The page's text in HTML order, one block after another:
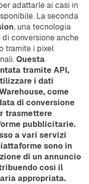
adattarle ai casi in
La seconda
, una tecnologia
conversione anche
tramite i pixel
Questa
tramite API,
i dati
come
di conversione
trasmettere
pubblicitarie.
a vari servizi
sono in
di un annuncio
così il
appropriata.